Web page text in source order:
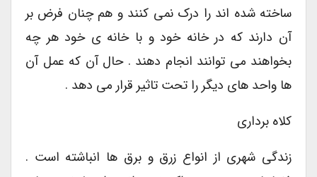
ساخته شده اند را درک نمی کنند و هم چنان فرض بر
آن دارند که در خانه خود و با خانه ی خود هر چه
بخواهند می توانند انجام دهند . حال آن که عمل آن
ها واحد های دیگر را تحت تاثیر قرار می دهد .
کلاه برداری
زندگی شهری از انواع زرق و برق ها انباشته است .